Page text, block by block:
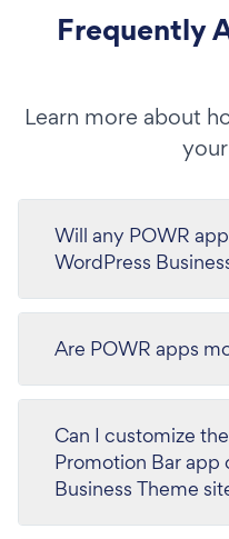
Frequently
Learn more about
Will any POWR
WordPress
Are POWR apps
Can I customize
Promotion Bar app
Business Theme